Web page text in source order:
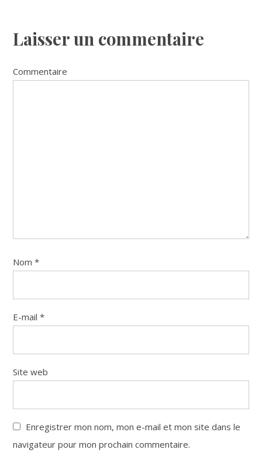
Reader
Laisser un commentaire
Commentaire
Nom*
E-mail*
Site web
Enregistrer mon nom, mon e-mail et mon site dans le
navigateur pour mon prochain commentaire.